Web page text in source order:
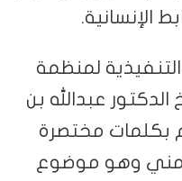
الإنسانية.
لمنظمة
الدكتور عبدالله بن
بكلمات مختصرة
مني وهو موضوع